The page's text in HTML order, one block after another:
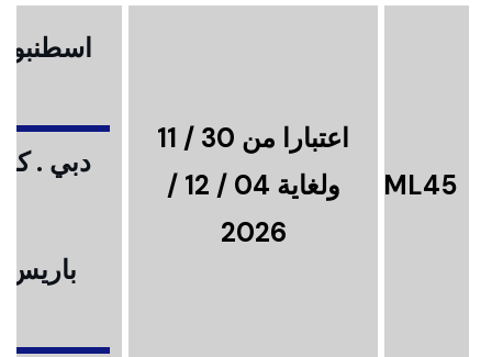
ML45
اعتبارا من 30 / 11
ولغاية 04 / 12 /
2026
دبي .
باريس